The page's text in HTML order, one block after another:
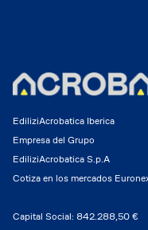
EdiliziAcrobatica Iberica
Empresa del Grupo
EdiliziAcrobatica S.p.A
Cotiza en los mercados
Capital Social: 842.288,50 €